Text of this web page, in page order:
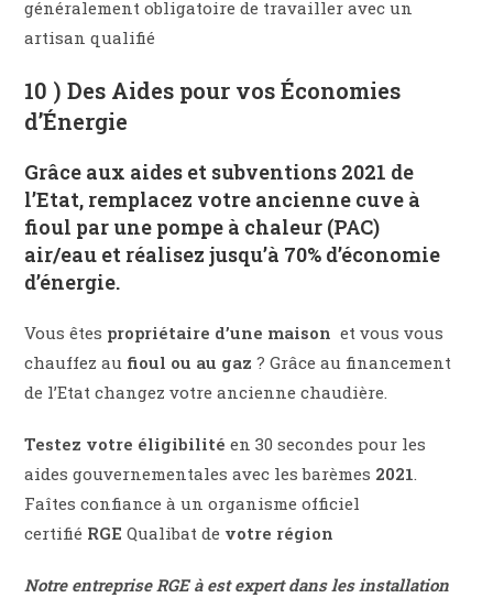
généralement obligatoire de travailler avec un
artisan qualifié
10 ) Des Aides pour vos Économies
d’Énergie
Grâce aux aides et subventions 2021 de
l’Etat, remplacez votre ancienne cuve à
fioul par une pompe à chaleur (PAC)
air/eau et réalisez jusqu’à 70% d’économie
d’énergie.
Vous êtes propriétaire d’une maison et vous vous
chauffez au fioul ou au gaz ? Grâce au financement
de l’Etat changez votre ancienne chaudière.
Testez votre éligibilité en 30 secondes pour les
aides gouvernementales avec les barèmes 2021.
Faîtes confiance à un organisme officiel
certifié RGE Qualibat de votre région
Notre entreprise RGE à est expert dans les installation